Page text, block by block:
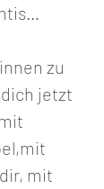
zu
jetzt
mit